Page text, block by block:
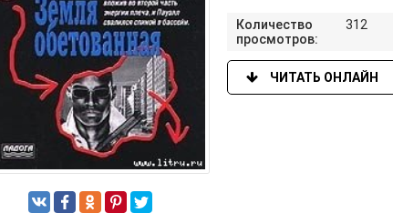
Количество
просмотров:
312
ЧИТАТЬ ОНЛАЙН